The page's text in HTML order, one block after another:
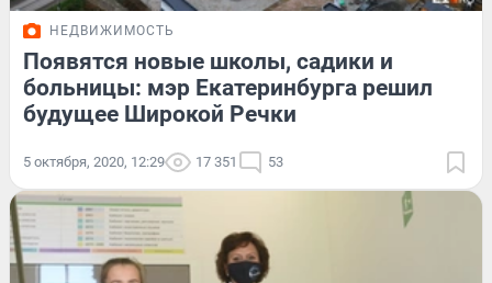
НЕДВИЖИМОСТЬ
Появятся новые школы, садики и
больницы: мэр Екатеринбурга решил
будущее Широкой Речки
5 октября, 2020, 12:29 17 351 53